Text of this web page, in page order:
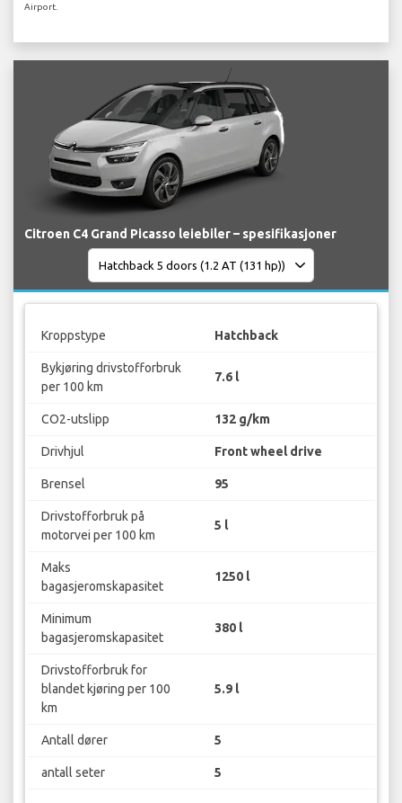
Airport.
Citroen C4 Grand Picasso leiebiler – spesifikasjoner
Kroppstype Hatchback
Bykjøring drivstofforbruk
per 100 km
7.6 l
CO2-utslipp 132 g/km
Drivhjul Front wheel drive
Brensel 95
Drivstofforbruk på
motorvei per 100 km
5 l
Maks
bagasjeromskapasitet
1250 l
Minimum
bagasjeromskapasitet
380 l
Drivstofforbruk for
blandet kjøring per 100
km
5.9 l
Antall dører 5
antall seter 5